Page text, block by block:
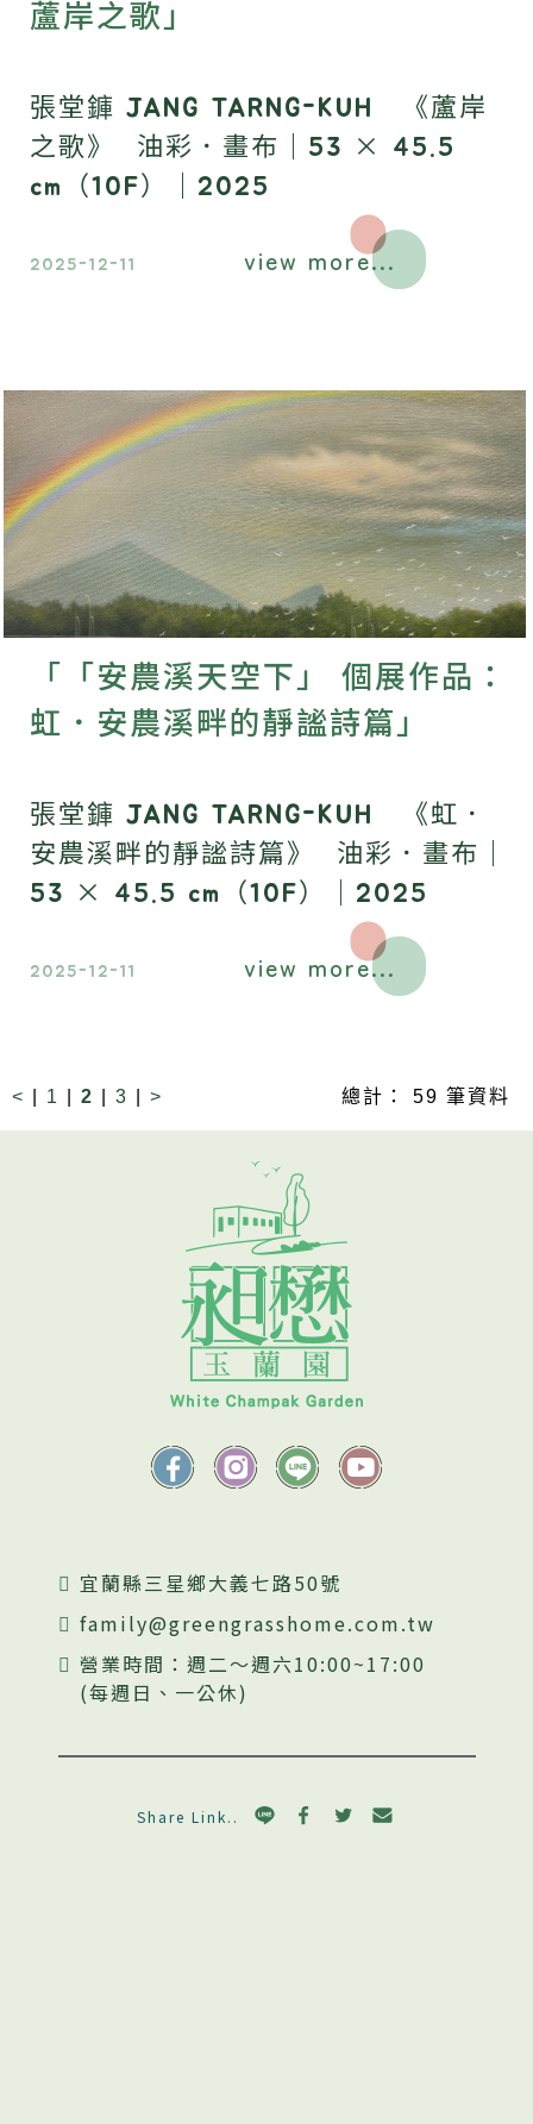
蘆岸之歌」
張堂龲 JANG TARNG-KUH 《蘆岸
之歌》 油彩．畫布｜53 × 45.5
cm（10F）｜2025
2025-12-11 view more...
「「安農溪天空下」 個展作品：
虹．安農溪畔的靜謐詩篇」
張堂龲 JANG TARNG-KUH 《虹．
安農溪畔的靜謐詩篇》 油彩．畫布｜
53 × 45.5 cm（10F）｜2025
2025-12-11 view more...
< 1 2 3 > 總計： 59 筆資料
宜蘭縣三星鄉大義七路50號
family@greengrasshome.com.tw
營業時間：週二～週六10:00~17:00
(每週日、一公休)
Share Link..